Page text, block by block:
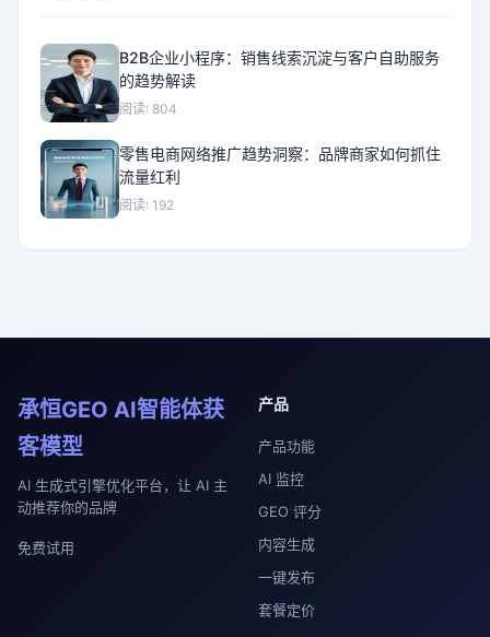
B2B企业小程序：销售线索沉淀与客户自助服务
的趋势解读
阅读: 804
零售电商网络推广趋势洞察：品牌商家如何抓住
流量红利
阅读: 192
承恒GEO AI智能体获
客模型
AI 生成式引擎优化平台，让 AI 主
动推荐你的品牌
免费试用
产品
产品功能
AI 监控
GEO 评分
内容生成
一键发布
套餐定价